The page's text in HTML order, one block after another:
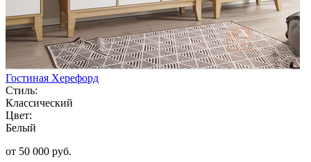
Гостиная Херефорд
Стиль:
Классический
Цвет:
Белый
от 50 000 руб.